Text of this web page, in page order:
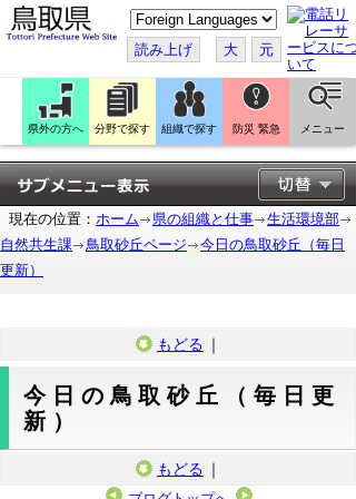
こ
の
ペ
ー
ジ
翻
訳
す
る
読み上げ 大 元
県外の方へ 分野で探す 組織で探す 防災 緊急 メニュー
現在の位置： ホーム 県の組織と仕事
生活環境部
自然共生課
鳥取砂丘ページ
今日の鳥取砂丘（毎日
更新）
もどる ｜
今日の鳥取砂丘（毎日更
新）
もどる ｜